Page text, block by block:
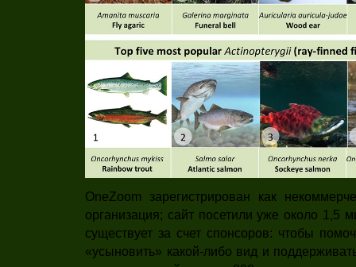
OneZoom зарегистрирован как
организация; сайт посетили уже около 1,5
существует за счет спонсоров: чтобы
«усыновить» какой-либо вид и